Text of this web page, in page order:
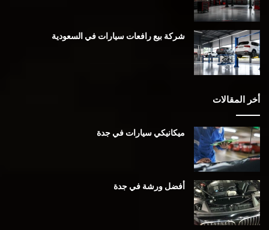
شركة بيع رافعات سيارات في السعودية
أخر المقالات
ميكانيكي سيارات في جدة
أفضل ورشة في جدة